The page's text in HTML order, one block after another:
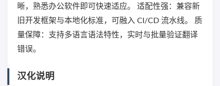
晰，熟悉办公软件即可快速适应。 适配性强：兼容新
旧开发框架与本地化标准，可融入 CI/CD 流水线。 质
量保障：支持多语言语法特性，实时与批量验证翻译
错误。
汉化说明